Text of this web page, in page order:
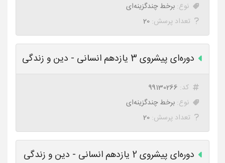
نوع: برخط چندگزینه‌ای
تعداد پرسش: 20
دوره‌ای پیشروی 3 یازدهم انسانی - دین و زندگی
کد: 99130266
نوع: برخط چندگزینه‌ای
تعداد پرسش: 20
دوره‌ای پیشروی 2 یازدهم انسانی - دین و زندگی